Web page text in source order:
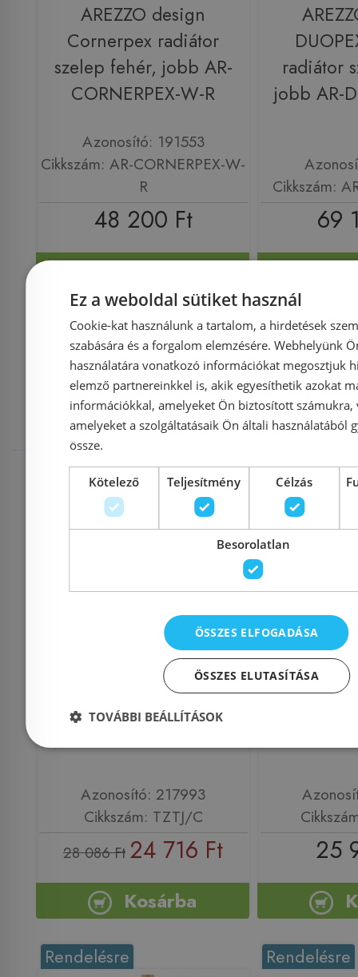
AREZZO design
Cornerpex radiátor
szelep fehér, jobb AR-
CORNERPEX-W-R
Azonosító: 191553
Cikkszám: AR-CORNERPEX-W-
R
48 200 Ft
radiátor
jobb AR-
Cikkszám:
69
Mások
megnézték
-12%
Raktáron
Radeco Basic univerzális
lándzsás szelep, matt
fekete TZTJ/C
Azonosító: 217993
Cikkszám: TZTJ/C
28 086 Ft 24 716 Ft
Kosárba
Rendelésre
VUA-50
25
Rendelésre Rendelésre
Ez a weboldal sütiket használ
Cookie-kat használunk a tartalom, a hirdetések
szabására és a forgalom elemzésére. Webhelyünk
használatára vonatkozó információkat megosztjuk
elemző partnereinkkel is, akik egyesíthetik azokat
információkkal, amelyeket Ön biztosított számukra,
amelyeket a szolgáltatásaik Ön általi használatából
össze.
Kötelező Teljesítmény Célzás
Besorolatlan
ÖSSZES ELFOGADÁSA
ÖSSZES ELUTASÍTÁSA
TOVÁBBI BEÁLLÍTÁSOK